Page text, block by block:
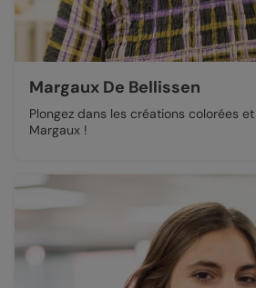
Margaux De Bellissen
Plongez dans les créations colorées
Margaux !